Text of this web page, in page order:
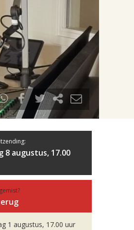
8 augustus, 17.00
1 augustus, 17.00 uur